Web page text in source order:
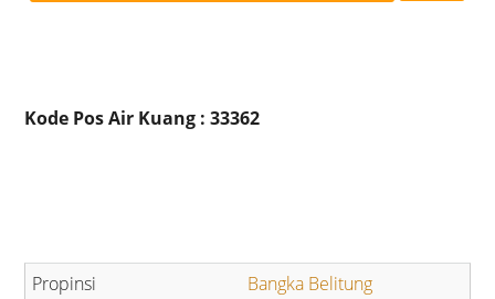
Kode Pos Air Kuang : 33362
Bangka Belitung